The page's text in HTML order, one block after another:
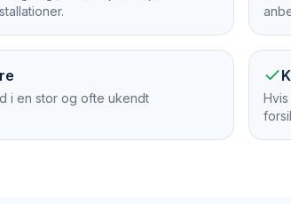
i en stor og ofte ukendt